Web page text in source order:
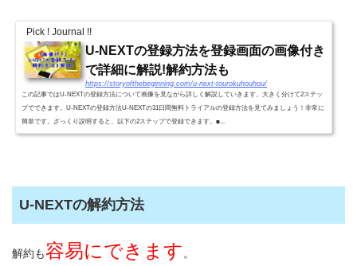
Pick ! Journal !!
U-NEXTの登録方法を登録画面の画像付き
で詳細に解説!解約方法も
https://storyofthebeginning.com/u-next-tourokuhouhou/
この記事ではU-NEXTの登録方法について画像を見ながら詳しく解説していきます。大きく分けて2ステッ
プでできます。U-NEXTの登録方法U-NEXTの31日間無料トライアルの登録方法を見てみましょう！非常に
簡単です。ざっくり説明すると、以下の2ステップで登録できます。■...
U-NEXTの解約方法
解約も容易にできます 。